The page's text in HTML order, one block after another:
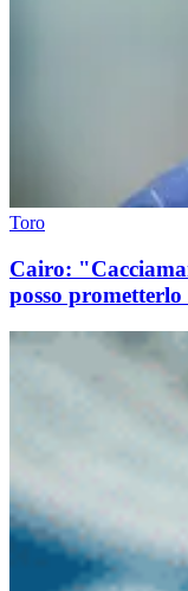
Toro
Cairo:
posso